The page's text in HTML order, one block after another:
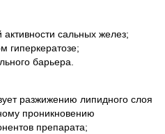
сальных желез;
гиперкератозе;
барьера.
разжижению липидного слоя
проникновению
препарата;